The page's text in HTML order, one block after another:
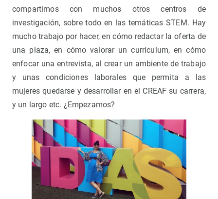
compartimos con muchos otros centros de
investigación, sobre todo en las temáticas STEM. Hay
mucho trabajo por hacer, en cómo redactar la oferta de
una plaza, en cómo valorar un currículum, en cómo
enfocar una entrevista, al crear un ambiente de trabajo
y unas condiciones laborales que permita a las
mujeres quedarse y desarrollar en el CREAF su carrera,
y un largo etc. ¿Empezamos?